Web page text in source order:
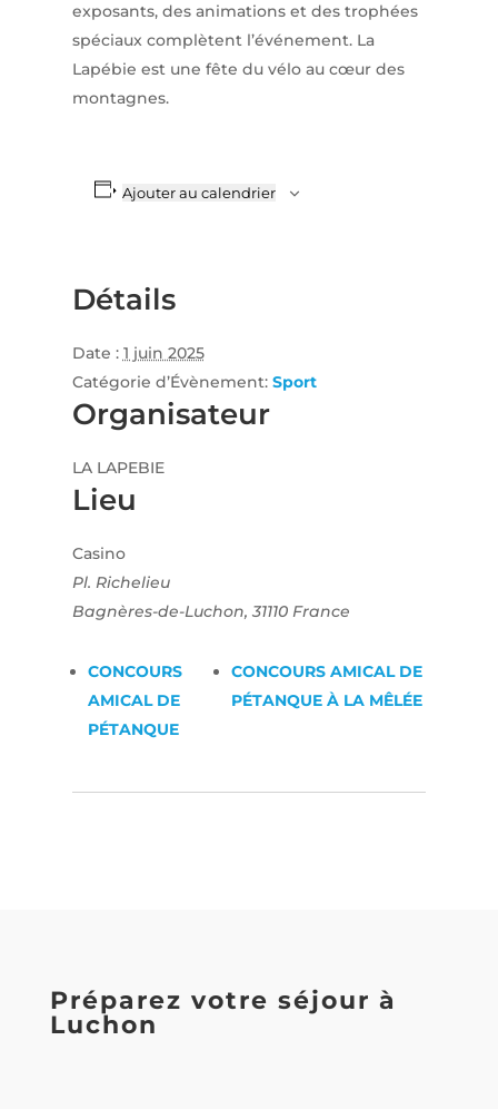
exposants, des animations et des trophées
spéciaux complètent l’événement. La
Lapébie est une fête du vélo au cœur des
montagnes.
Ajouter au calendrier
Détails
Date : 1 juin 2025
Catégorie d’Évènement: Sport
Lieu
Casino
Pl. Richelieu
Bagnères-de-Luchon, 31110 France
Organisateur
LA LAPEBIE
CONCOURS
AMICAL DE
PÉTANQUE
CONCOURS AMICAL DE
PÉTANQUE À LA MÊLÉE
Préparez votre séjour à
Luchon